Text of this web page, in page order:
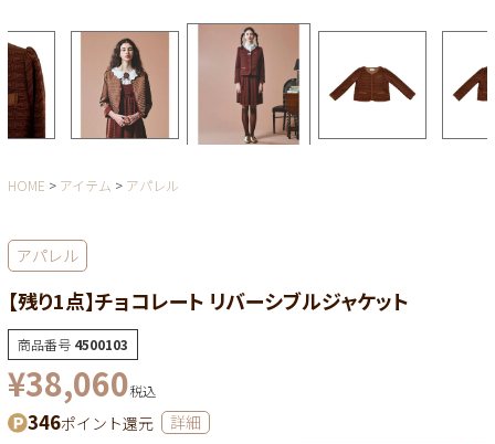
HOME アイテム アパレル
アパレル
【残り1点】チョコレート リバーシブルジャケット
商品番号 4500103
¥38,060税込
346ポイント還元 詳細